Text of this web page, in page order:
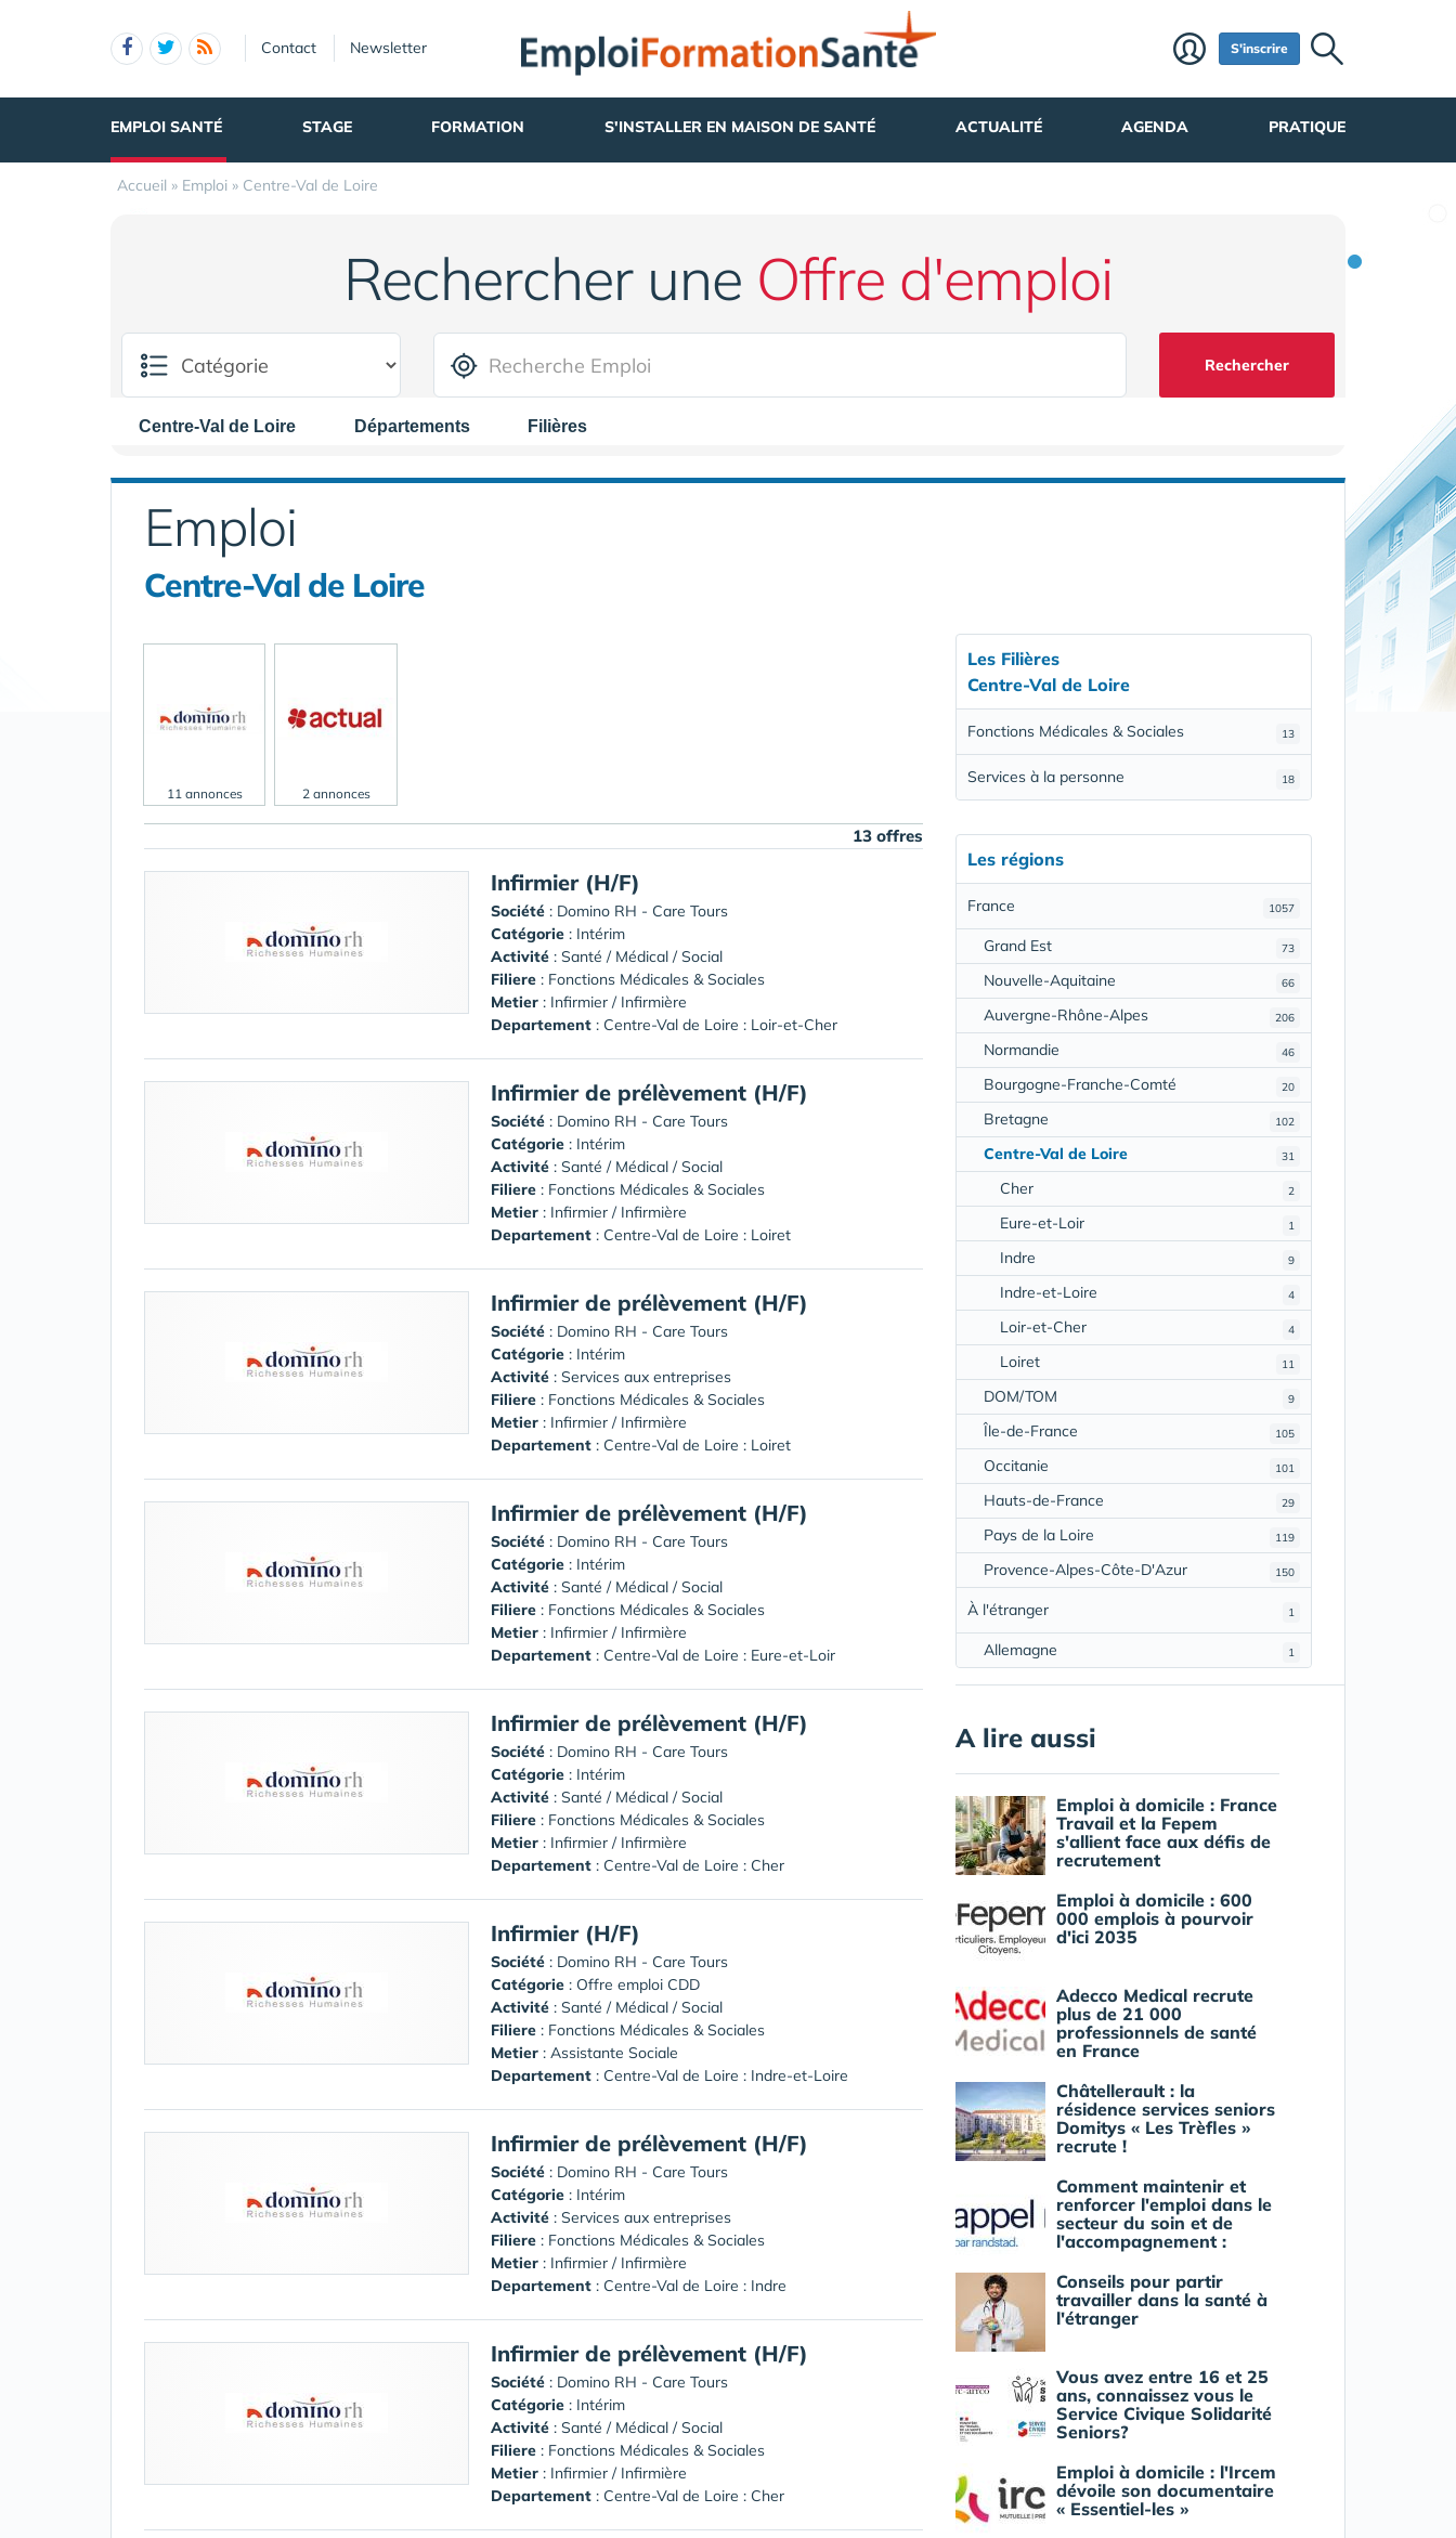
Contact Newsletter S'inscrire
EMPLOI SANTÉ STAGE FORMATION S'INSTALLER EN MAISON DE SANTÉ ACTUALITÉ AGENDA PRATIQUE
Accueil » Emploi » Centre-Val de Loire
Rechercher une Offre d'emploi
Rechercher
Centre-Val de Loire Départements Filières
Emploi
Centre-Val de Loire
11 annonces 2 annonces
13 offres
Infirmier (H/F)
Société : Domino RH - Care Tours
Catégorie : Intérim
Activité : Santé / Médical / Social
Filiere : Fonctions Médicales & Sociales
Metier : Infirmier / Infirmière
Departement : Centre-Val de Loire : Loir-et-Cher
Infirmier de prélèvement (H/F)
Société : Domino RH - Care Tours
Catégorie : Intérim
Activité : Santé / Médical / Social
Filiere : Fonctions Médicales & Sociales
Metier : Infirmier / Infirmière
Departement : Centre-Val de Loire : Loiret
Infirmier de prélèvement (H/F)
Société : Domino RH - Care Tours
Catégorie : Intérim
Activité : Services aux entreprises
Filiere : Fonctions Médicales & Sociales
Metier : Infirmier / Infirmière
Departement : Centre-Val de Loire : Loiret
Infirmier de prélèvement (H/F)
Société : Domino RH - Care Tours
Catégorie : Intérim
Activité : Santé / Médical / Social
Filiere : Fonctions Médicales & Sociales
Metier : Infirmier / Infirmière
Departement : Centre-Val de Loire : Eure-et-Loir
Infirmier de prélèvement (H/F)
Société : Domino RH - Care Tours
Catégorie : Intérim
Activité : Santé / Médical / Social
Filiere : Fonctions Médicales & Sociales
Metier : Infirmier / Infirmière
Departement : Centre-Val de Loire : Cher
Infirmier (H/F)
Société : Domino RH - Care Tours
Catégorie : Offre emploi CDD
Activité : Santé / Médical / Social
Filiere : Fonctions Médicales & Sociales
Metier : Assistante Sociale
Departement : Centre-Val de Loire : Indre-et-Loire
Infirmier de prélèvement (H/F)
Société : Domino RH - Care Tours
Catégorie : Intérim
Activité : Services aux entreprises
Filiere : Fonctions Médicales & Sociales
Metier : Infirmier / Infirmière
Departement : Centre-Val de Loire : Indre
Infirmier de prélèvement (H/F)
Société : Domino RH - Care Tours
Catégorie : Intérim
Activité : Santé / Médical / Social
Filiere : Fonctions Médicales & Sociales
Metier : Infirmier / Infirmière
Departement : Centre-Val de Loire : Cher
Les Filières
Centre-Val de Loire
13
Fonctions Médicales & Sociales
18
Services à la personne
Les régions
1057
France
73
Grand Est
66
Nouvelle-Aquitaine
206
Auvergne-Rhône-Alpes
46
Normandie
20
Bourgogne-Franche-Comté
102
Bretagne
31
Centre-Val de Loire
2
Cher
1
Eure-et-Loir
9
Indre
4
Indre-et-Loire
4
Loir-et-Cher
11
Loiret
9
DOM/TOM
105
Île-de-France
101
Occitanie
29
Hauts-de-France
119
Pays de la Loire
150
Provence-Alpes-Côte-D'Azur
1
À l'étranger
1
Allemagne
A lire aussi
Emploi à domicile : France
Travail et la Fepem
s'allient face aux défis de
recrutement
Emploi à domicile : 600
000 emplois à pourvoir
d'ici 2035
Adecco Medical recrute
plus de 21 000
professionnels de santé
en France
Châtellerault : la
résidence services seniors
Domitys « Les Trèfles »
recrute !
Comment maintenir et
renforcer l'emploi dans le
secteur du soin et de
l'accompagnement :
Conseils pour partir
travailler dans la santé à
l'étranger
Vous avez entre 16 et 25
ans, connaissez vous le
Service Civique Solidarité
Seniors?
Emploi à domicile : l'Ircem
dévoile son documentaire
« Essentiel-les »